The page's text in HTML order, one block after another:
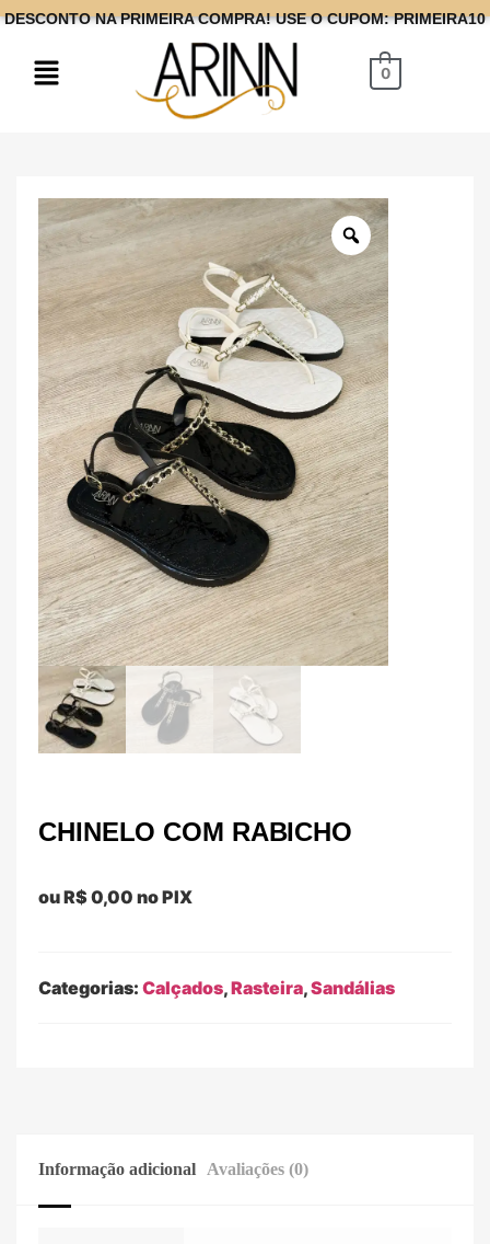
DESCONTO NA PRIMEIRA COMPRA! USE O CUPOM: PRIMEIRA10
0
CHINELO COM RABICHO
ouR$0,00 no PIX
Categorias: Calçados,Rasteira,Sandálias
Informação adicional Avaliações (0)